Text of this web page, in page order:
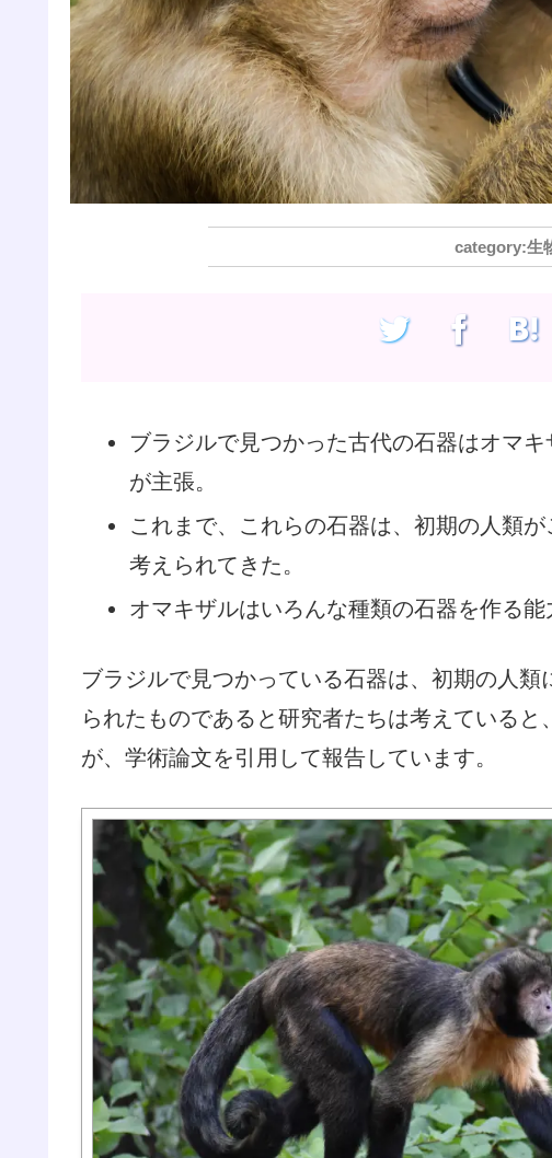
生
ブラジルで見つかった古代の石器はオマ
が主張。
これまで、これらの石器は、初期の人類
考えられてきた。
オマキザルはいろんな種類の石器を作る能
ブラジルで見つかっている石器は、初期の人
られたものであると研究者たちは考えている
が、学術論文を引用して報告しています。